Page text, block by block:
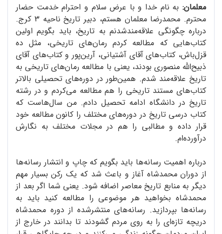
معلمان: به نام خدا و با عرض سلام و احترام خدمت حضار
محترم. محمدرضا معلمان هستم، دبیر تاریخ ناحیه 3 کرج.
درباره چگونگی علاقه‌مندشدنم به تاریخ، باید بگویم اولین
کتاب‌هایی که مطالعه کردم رمان‌های تاریخی، مثل ده
قزل‌باش، کتاب‌های آقای آشتیانی، آرین‌پور و کتاب‌های آقای
ذبیح‌الله منصوری بودند، یعنی با مطالعه رمان‌های تاریخی به
تاریخ علاقه‌مند شدم. همین‌طور در دوره‌های تحصیلی بالاتر
کتاب‌های مستند تاریخی را هم مطالعه می‌کردم و در رشته
تاریخ در دانشگاه ادامه تحصیل دادم. من سال‌هاست که
کتاب درسی تاریخ در دوره‌های مختلف را کانون مطالعه خود
قرار داده و مطالبی را هم در مجلات مختلف به نگارش
درآورده‌ام.
درباره اهمیت رسانه‌ها باید بگویم که چاپ و انتشار رسانه‌ها
از دوران محمدشاه آغاز و باعث شد که یک رکن بسیار مهم
دیگر به منابع تاریخ معاصر اضافه شود. یعنی شما اگر بعد از
محمدشاه بخواهید هر موضوعی را مطالعه کنید باید به
رسانه‌ها بپردازید. رسانه‌های منتشرشده از دوره محمدشاه
دریچه تازه‌ای را به روی مردم گشودند تا بدانند در خارج از